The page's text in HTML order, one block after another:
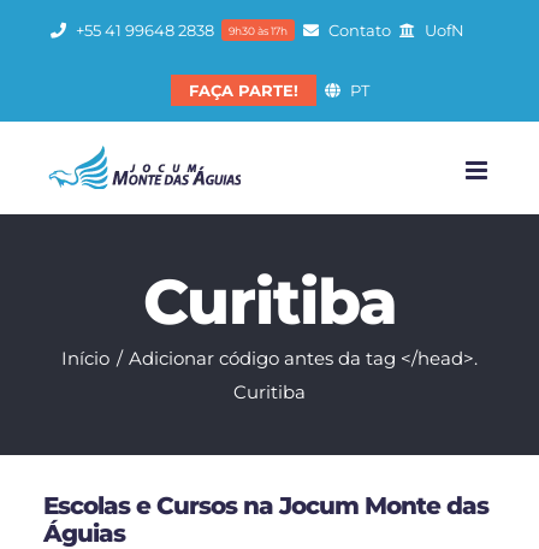
conteúdo
+55 41 99648 2838 9h30 às 17h Contato UofN
FAÇA PARTE! PT
Curitiba
Início
Adicionar código antes da tag </head>.
Curitiba
Escolas e Cursos na Jocum Monte das
Águias